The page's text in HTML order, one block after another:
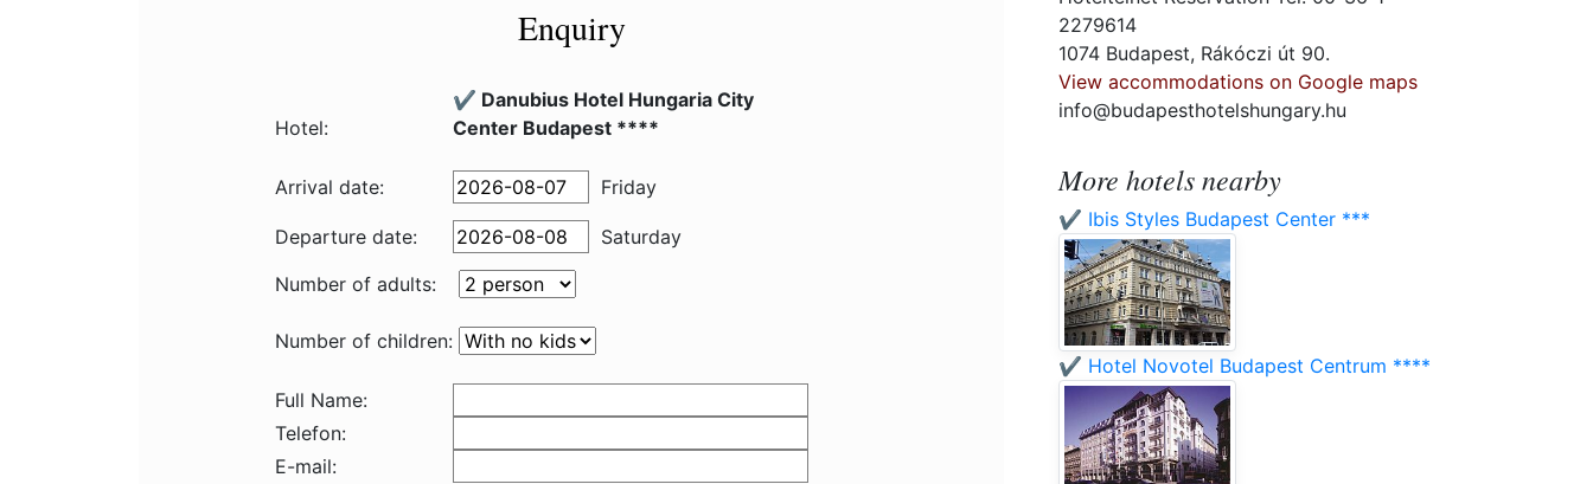
Enquiry
Hotel:
✔️ Danubius Hotel Hungaria City
Center Budapest ****
Arrival date: Friday
Departure date:
Saturday
Number of adults:
Number of children:
Full Name:
Telefon:
E-mail:
2279614
1074 Budapest, Rákóczi út 90.
View accommodations on Google maps
info@budapesthotelshungary.hu
More hotels nearby
✔️ Ibis Styles Budapest Center ***
✔️ Hotel Novotel Budapest Centrum ****